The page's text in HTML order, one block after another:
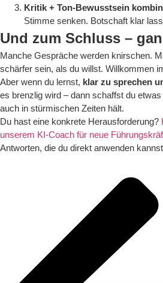
Kritik + Ton-Bewusstsein
Stimme senken. Botschaft klar
Und zum Schluss –
Manche Gespräche werden knirschen.
schärfer sein, als du willst. Willkommen
Aber wenn du lernst, klar zu sprechen
es brenzlig wird – dann schaffst du
auch in stürmischen Zeiten hält.
Du hast eine konkrete Herausforderung?
unserem KI-Coach für neue
Antworten, die du direkt anwenden